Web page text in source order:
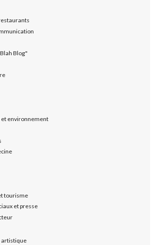
Blog"
environnement
tourisme
et presse
artistique